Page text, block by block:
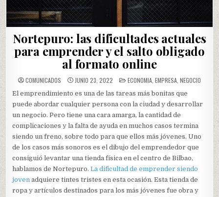
Nortepuro: las dificultades actuales
para emprender y el salto obligado
al formato online
COMUNICADOS JUNIO 23, 2022 POSTED
IN
ECONOMIA EMPRESA NEGOCIO
El emprendimiento es una de las tareas más bonitas que
puede abordar cualquier persona con la ciudad y desarrollar
un negocio. Pero tiene una cara amarga, la cantidad de
complicaciones y la falta de ayuda en muchos casos termina
siendo un freno, sobre todo para que ellos más jóvenes. Uno
de los casos más sonoros es el dibujo del emprendedor que
consiguió levantar una tienda física en el centro de Bilbao,
hablamos de Nortepuro.La dificultad de emprender siendo
joven adquiere tintes tristes en esta ocasión. Esta tienda de
ropa y artículos destinados para los más jóvenes fue obra y